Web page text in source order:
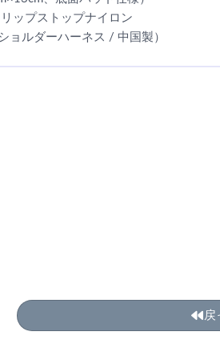
ップストップナイロン
ョルダーハーネス / 中国製）
戻